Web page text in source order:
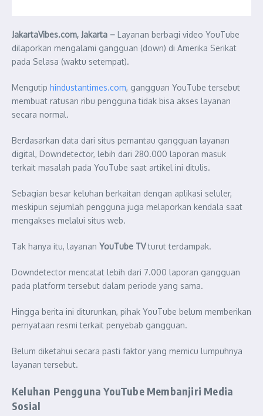
JakartaVibes.com, Jakarta – Layanan berbagi video YouTube
dilaporkan mengalami gangguan (down) di Amerika Serikat
pada Selasa (waktu setempat).
Mengutip hindustantimes.com, gangguan YouTube tersebut
membuat ratusan ribu pengguna tidak bisa akses layanan
secara normal.
Berdasarkan data dari situs pemantau gangguan layanan
digital, Downdetector, lebih dari 280.000 laporan masuk
terkait masalah pada YouTube saat artikel ini ditulis.
Sebagian besar keluhan berkaitan dengan aplikasi seluler,
meskipun sejumlah pengguna juga melaporkan kendala saat
mengakses melalui situs web.
Tak hanya itu, layanan YouTube TVturut terdampak.
Downdetector mencatat lebih dari 7.000 laporan gangguan
pada platform tersebut dalam periode yang sama.
Hingga berita ini diturunkan, pihak YouTube belum memberikan
pernyataan resmi terkait penyebab gangguan.
Belum diketahui secara pasti faktor yang memicu lumpuhnya
layanan tersebut.
Keluhan Pengguna YouTube Membanjiri Media
Sosial